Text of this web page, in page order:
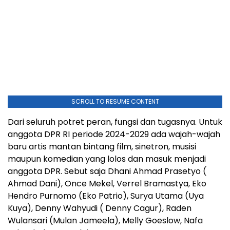
SCROLL TO RESUME CONTENT
Dari seluruh potret peran, fungsi dan tugasnya. Untuk
anggota DPR RI periode 2024-2029 ada wajah-wajah
baru artis mantan bintang film, sinetron, musisi
maupun komedian yang lolos dan masuk menjadi
anggota DPR. Sebut saja Dhani Ahmad Prasetyo (
Ahmad Dani), Once Mekel, Verrel Bramastya, Eko
Hendro Purnomo (Eko Patrio), Surya Utama (Uya
Kuya), Denny Wahyudi ( Denny Cagur), Raden
Wulansari (Mulan Jameela), Melly Goeslow, Nafa